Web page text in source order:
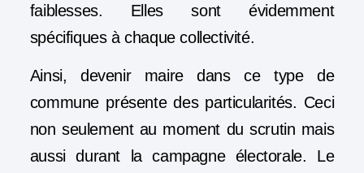
faiblesses. Elles sont évidemment
spécifiques à chaque collectivité.
Ainsi, devenir maire dans ce type de
commune présente des particularités. Ceci
non seulement au moment du scrutin mais
aussi durant la campagne électorale. Le